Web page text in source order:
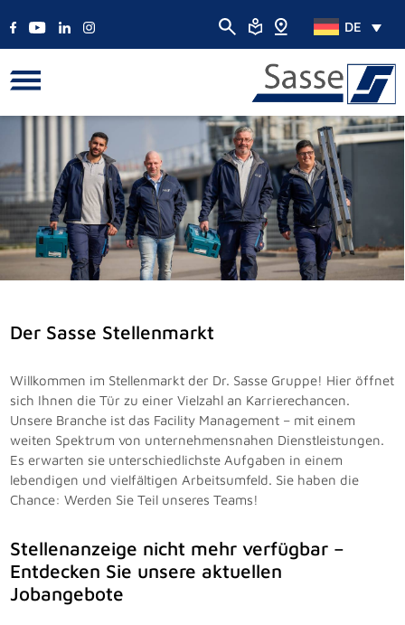
DE
Der Sasse Stellenmarkt
Willkommen im Stellenmarkt der Dr. Sasse Gruppe! Hier öffnet
sich Ihnen die Tür zu einer Vielzahl an Karrierechancen.
Unsere Branche ist das Facility Management – mit einem
weiten Spektrum von unternehmensnahen Dienstleistungen.
Es erwarten sie unterschiedlichste Aufgaben in einem
lebendigen und vielfältigen Arbeitsumfeld. Sie haben die
Chance: Werden Sie Teil unseres Teams!
Stellenanzeige nicht mehr verfügbar –
Entdecken Sie unsere aktuellen
Jobangebote